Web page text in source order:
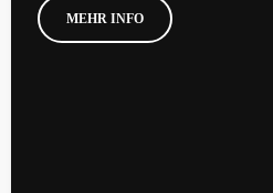
MEHR INFO